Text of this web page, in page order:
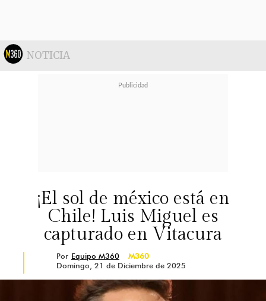
remates mejores, pero son cosas
NOTICIA
¡El sol de méxico está en
Chile! Luis Miguel es
capturado en Vitacura
Por Equipo M360
M360
Domingo, 21 de Diciembre de 2025